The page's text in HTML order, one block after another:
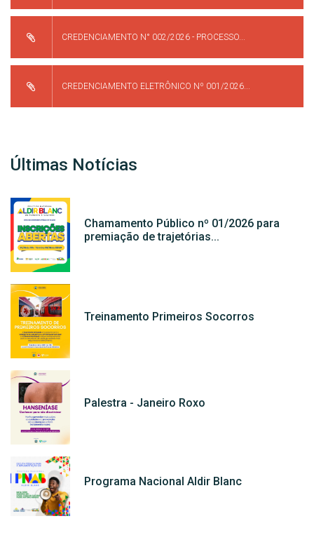
CREDENCIAMENTO N° 002/2026 - PROCESSO...
CREDENCIAMENTO ELETRÔNICO Nº 001/2026...
Últimas Notícias
Chamamento Público nº 01/2026 para
premiação de trajetórias...
Treinamento Primeiros Socorros
Palestra - Janeiro Roxo
Programa Nacional Aldir Blanc